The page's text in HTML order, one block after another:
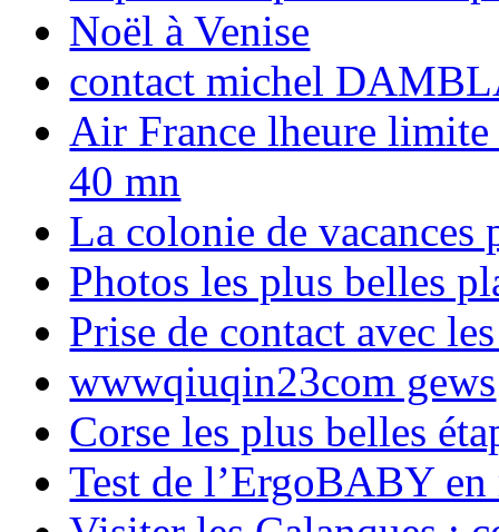
Noël à Venise
contact michel
Air France lheure limite
40 mn
La colonie de vacances
Photos les plus belles
Prise de contact avec
wwwqiuqin23com gews
Corse les plus belles
Test de l’ErgoBABY en